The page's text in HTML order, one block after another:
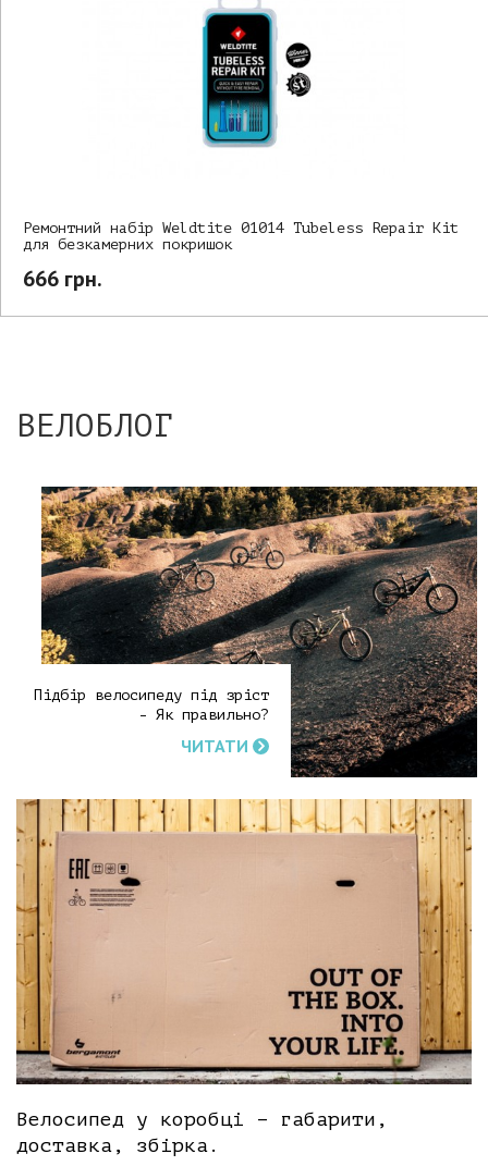
Ремонтний набір Weldtite 01014 Tubeless Repair Kit
для безкамерних покришок
666 грн.
ВЕЛОБЛОГ
Підбір велосипеду під зріст
- Як правильно?
ЧИТАТИ
Велосипед у коробці – габарити,
доставка, збірка.